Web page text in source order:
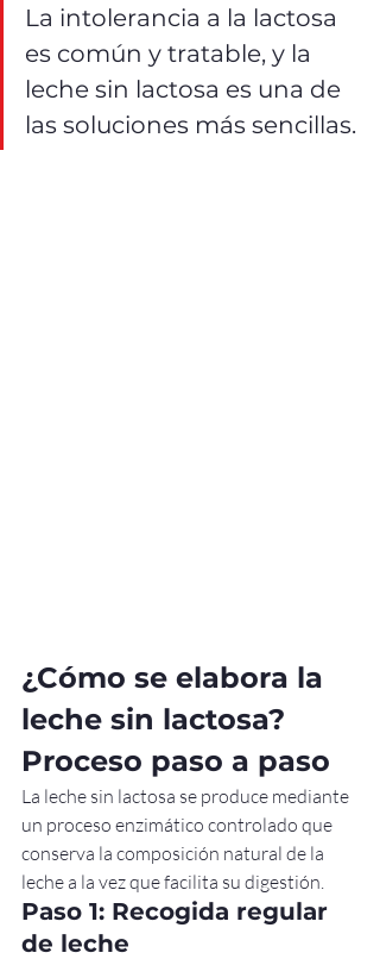
La intolerancia a la lactosa
es común y tratable, y la
leche sin lactosa es una de
las soluciones más sencillas.
¿Cómo se elabora la
leche sin lactosa?
Proceso paso a paso
La leche sin lactosa se produce mediante
un proceso enzimático controlado que
conserva la composición natural de la
leche a la vez que facilita su digestión.
Paso 1: Recogida regular
de leche